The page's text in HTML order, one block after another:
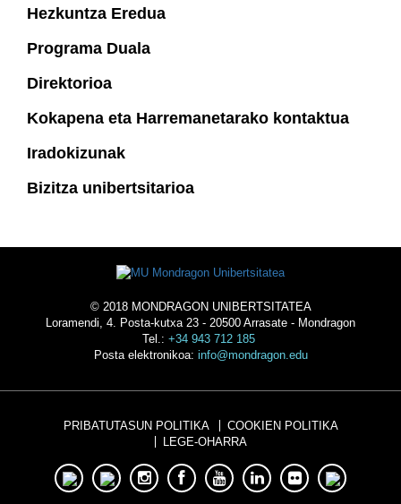
Hezkuntza Eredua
Programa Duala
Direktorioa
Kokapena eta Harremanetarako kontaktua
Iradokizunak
Bizitza unibertsitarioa
© 2018 MONDRAGON UNIBERTSITATEA
Loramendi, 4. Posta-kutxa 23 - 20500 Arrasate - Mondragon
Tel.: +34 943 712 185
Posta elektronikoa: info@mondragon.edu
PRIBATUTASUN POLITIKA
COOKIEN POLITIKA
LEGE-OHARRA